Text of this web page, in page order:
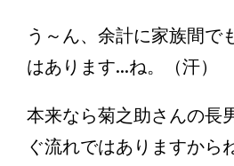
う～ん、余計に家族間で
はあります...ね。（汗）
本来なら菊之助さんの長
ぐ流れではありますからね